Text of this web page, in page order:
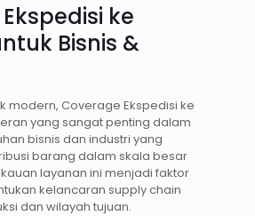
ke
Bisnis &
modern, Coverage Ekspedisi ke
yang sangat penting dalam
bisnis dan industri yang
barang dalam skala besar
layanan ini menjadi faktor
kelancaran supply chain
dan wilayah tujuan.